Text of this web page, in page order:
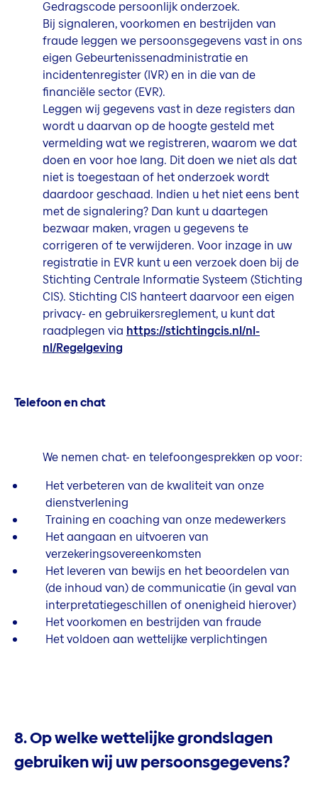
Gedragscode persoonlijk onderzoek.
Bij signaleren, voorkomen en bestrijden van
fraude leggen we persoonsgegevens vast in ons
eigen Gebeurtenissenadministratie en
incidentenregister (IVR) en in die van de
financiële sector (EVR).
Leggen wij gegevens vast in deze registers dan
wordt u daarvan op de hoogte gesteld met
vermelding wat we registreren, waarom we dat
doen en voor hoe lang. Dit doen we niet als dat
niet is toegestaan of het onderzoek wordt
daardoor geschaad. Indien u het niet eens bent
met de signalering? Dan kunt u daartegen
bezwaar maken, vragen u gegevens te
corrigeren of te verwijderen. Voor inzage in uw
registratie in EVR kunt u een verzoek doen bij de
Stichting Centrale Informatie Systeem (Stichting
CIS). Stichting CIS hanteert daarvoor een eigen
privacy- en gebruikersreglement, u kunt dat
raadplegen via https://stichtingcis.nl/nl-
nl/Regelgeving
Telefoon en chat
We nemen chat- en telefoongesprekken op voor:
Het verbeteren van de kwaliteit van onze
dienstverlening
Training en coaching van onze medewerkers
Het aangaan en uitvoeren van
verzekeringsovereenkomsten
Het leveren van bewijs en het beoordelen van
(de inhoud van) de communicatie (in geval van
interpretatiegeschillen of onenigheid hierover)
Het voorkomen en bestrijden van fraude
Het voldoen aan wettelijke verplichtingen
8. Op welke wettelijke grondslagen
gebruiken wij uw persoonsgegevens?